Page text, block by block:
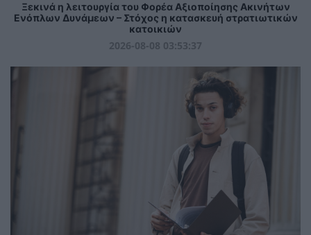
Ξεκινά η λειτουργία του Φορέα Αξιοποίησης Ακινήτων
Ενόπλων Δυνάμεων – Στόχος η κατασκευή στρατιωτικών
κατοικιών
2026-08-08 03:53:37